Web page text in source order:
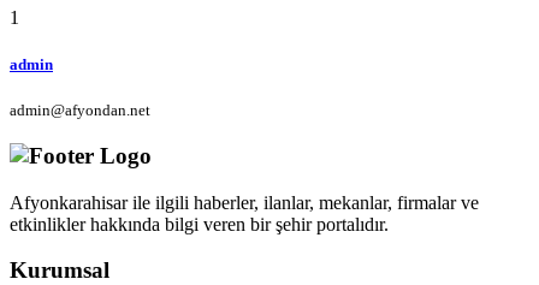
1
admin
admin@afyondan.net
Afyonkarahisar ile ilgili haberler, ilanlar, mekanlar, firmalar ve
etkinlikler hakkında bilgi veren bir şehir portalıdır.
Kurumsal